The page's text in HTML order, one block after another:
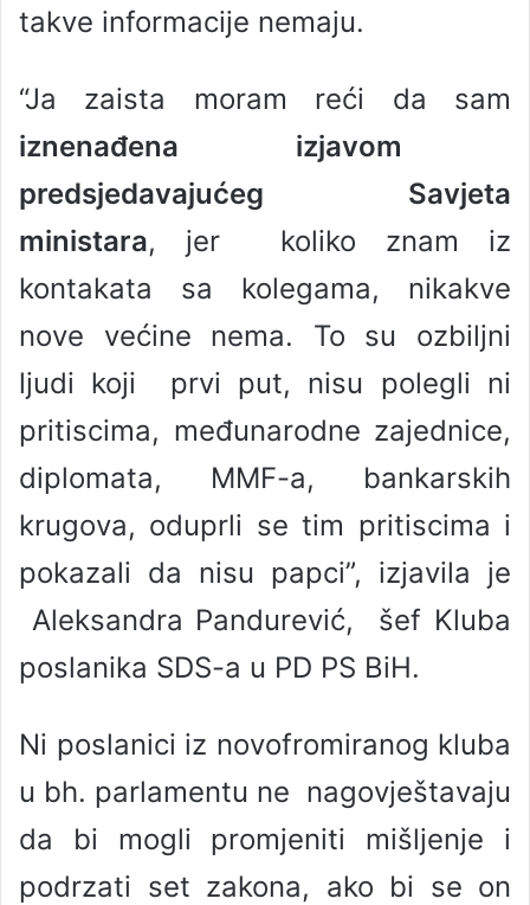
takve informacije nemaju.
“Ja zaista moram reći da sam
iznenađena izjavom
predsjedavajućeg Savjeta
ministara, jer koliko znam iz
kontakata sa kolegama, nikakve
nove većine nema. To su ozbiljni
ljudi koji prvi put, nisu polegli ni
pritiscima, međunarodne zajednice,
diplomata, MMF-a, bankarskih
krugova, oduprli se tim pritiscima i
pokazali da nisu papci”, izjavila je
Aleksandra Pandurević, šef Kluba
poslanika SDS-a u PD PS BiH.
Ni poslanici iz novofromiranog kluba
u bh. parlamentu ne nagovještavaju
da bi mogli promjeniti mišljenje i
podrzati set zakona, ako bi se on